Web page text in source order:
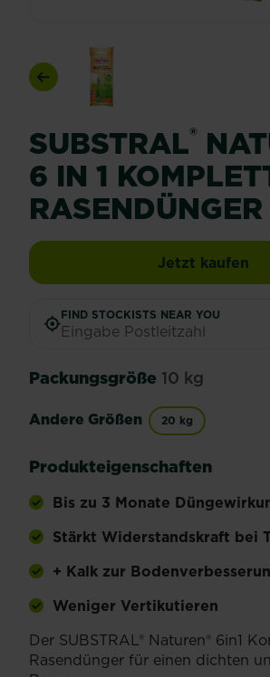
Previous
SUBSTRAL®
6 IN 1
RASENDÜNGER
Jetzt kaufen
FIND STOCKISTS NEAR YOU
Packungsgröße 10 kg
Andere Größen 20 kg
Produkteigenschaften
Bis zu 3 Monate
Stärkt Widerstandskraft bei
+ Kalk zur
Weniger Vertikutieren
Der SUBSTRAL® Naturen® 6in1
Rasendünger für einen dichten